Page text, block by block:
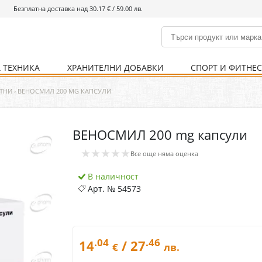
Безплатна доставка над 30.17 € / 59.00 лв.
% Хранителни добавки
Болно гърло
Кости и стави Нервна система
Храносмилателна
Хомеопатия
Инхалатори
ХРАНИТЕЛНИ ДОБАВКИ
Кости и стави
СПОРТ И ФИТНЕС
Храни и напитки
Детска козметика
Уреди
Хигиена на тялото
› ВЕНОСМИЛ 200 MG КАПСУЛИ
ВЕНОСМИЛ 200 mg капсули
★★★★★ Все още няма оценка
В наличност
Арт. № 54573
14.04 € / 27.46 лв.